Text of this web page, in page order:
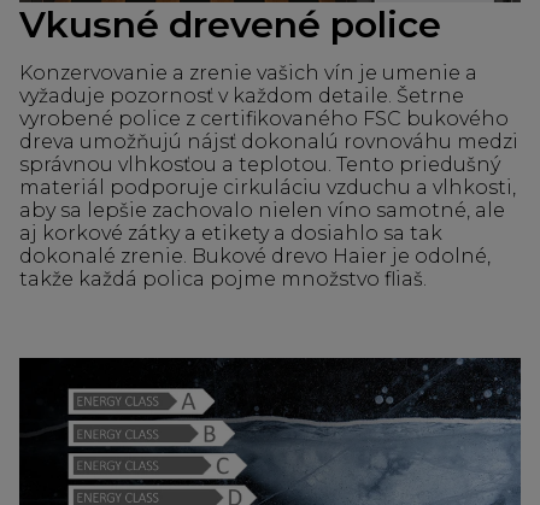
Vkusné drevené police
Konzervovanie a zrenie vašich vín je umenie a
vyžaduje pozornosť v každom detaile. Šetrne
vyrobené police z certifikovaného FSC bukového
dreva umožňujú nájsť dokonalú rovnováhu medzi
správnou vlhkosťou a teplotou. Tento priedušný
materiál podporuje cirkuláciu vzduchu a vlhkosti,
aby sa lepšie zachovalo nielen víno samotné, ale
aj korkové zátky a etikety a dosiahlo sa tak
dokonalé zrenie. Bukové drevo Haier je odolné,
takže každá polica pojme množstvo fliaš.